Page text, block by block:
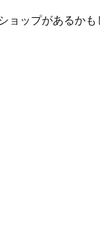
ョップがあるかも